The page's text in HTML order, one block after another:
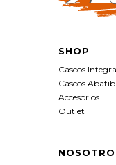
SHOP
Cascos
Cascos
Accesorios
Outlet